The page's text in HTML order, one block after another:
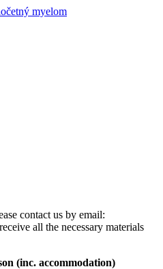
myelom
contact us by email:
all the necessary materials
(inc. accommodation)